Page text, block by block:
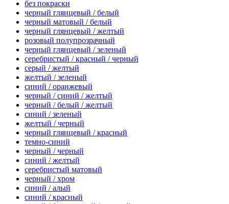
без покраски
черный глянцевый / белый
черный матовый / белый
черный глянцевый / желтый
розовый полупрозрачный
черный глянцевый / зеленый
серебристый / красный / черный
серый / желтый
желтый / зеленый
синий / оранжевый
черный / синий / желтый
черный / белый / желтый
синий / зеленый
желтый / черный
черный глянцевый / красный
темно-синий
черный / черный
синий / желтый
серебристый матовый
черный / хром
синий / алый
синий / красный